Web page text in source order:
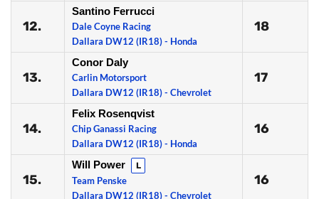
12.
Santino Ferrucci
Dale Coyne Racing
Dallara DW12 (IR18) - Honda
18
13.
Conor Daly
Carlin Motorsport
Dallara DW12 (IR18) - Chevrolet
17
14.
Felix Rosenqvist
Chip Ganassi Racing
Dallara DW12 (IR18) - Honda
16
15.
Will Power L
Team Penske
Dallara DW12 (IR18) - Chevrolet
16